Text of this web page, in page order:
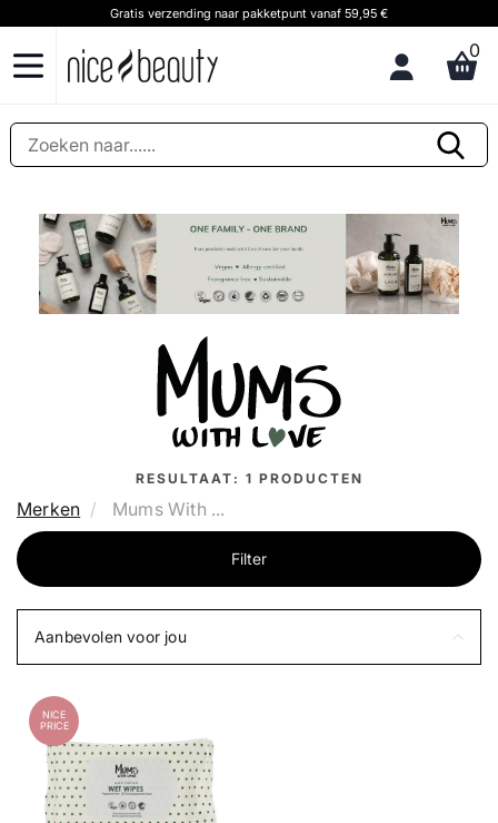
Gratis verzending naar pakketpunt vanaf 59,95 €
0
RESULTAAT: 1 PRODUCTEN
Merken Mums With ...
Filter
Aanbevolen voor jou
NICE
PRICE